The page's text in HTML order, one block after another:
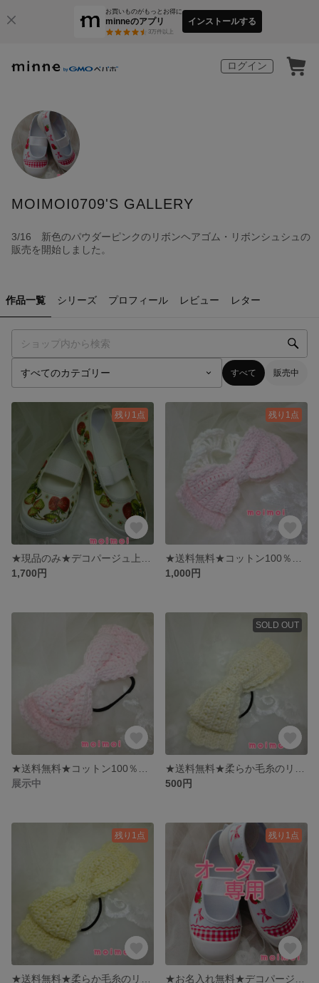
お買いものがもっとお得に
minneのアプリ
3万件以上
インストールする
ログイン
MOIMOI0709'S GALLERY
3/16 新色のパウダーピンクのリボンヘアゴム・リボンシュシュの
販売を開始しました。
作品一覧 シリーズ プロフィール レビュー レター
すべて 販売中
残り1点
1,700円
残り1点
1,000円
展示中
SOLD OUT
500円
残り1点 残り1点